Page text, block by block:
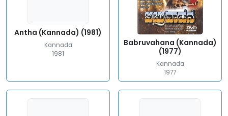
Antha (Kannada) (1981)
Kannada
1981
Babruvahana (Kannada)
(1977)
Kannada
1977